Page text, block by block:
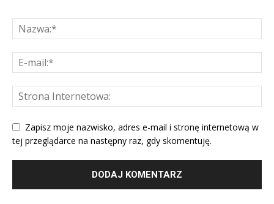
Zapisz moje nazwisko, adres e-mail i stronę internetową w
tej przeglądarce na następny raz, gdy skomentuję.